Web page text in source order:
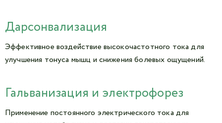
Дарсонвализация
Эффективное воздействие высокочастотного тока для
улучшения тонуса мышц и снижения болевых ощущений.
Гальванизация и электрофорез
Применение постоянного электрического тока для